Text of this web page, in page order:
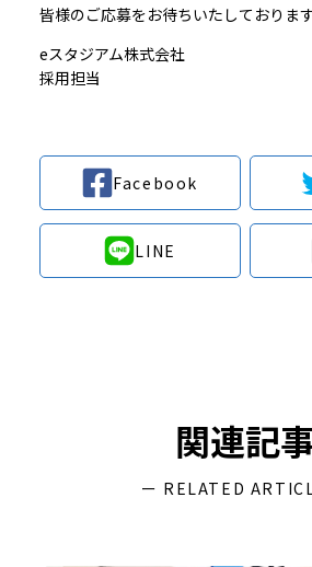
皆様のご応募をお待ちいたしております
eスタジアム株式会社
採用担当
Facebook
LINE
関連記
ー RELATED